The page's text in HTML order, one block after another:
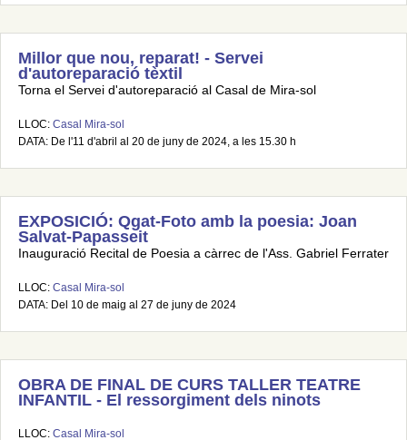
Millor que nou, reparat! - Servei
d'autoreparació tèxtil
Torna el Servei d'autoreparació al Casal de Mira-sol
LLOC: Casal Mira-sol
DATA: De l'11 d'abril al 20 de juny de 2024, a les 15.30 h
EXPOSICIÓ: Qgat-Foto amb la poesia: Joan
Salvat-Papasseit
Inauguració Recital de Poesia a càrrec de l'Ass. Gabriel Ferrater
LLOC: Casal Mira-sol
DATA: Del 10 de maig al 27 de juny de 2024
OBRA DE FINAL DE CURS TALLER TEATRE
INFANTIL - El ressorgiment dels ninots
LLOC: Casal Mira-sol